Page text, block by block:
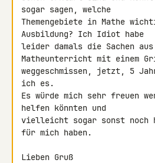
sogar sagen, welche
Themengebiete in Mathe
Ausbildung? Ich Idiot habe
leider damals die Sachen aus
Matheunterricht mit einem
weggeschmissen, jetzt, 5
ich es.
Es würde mich sehr freuen
helfen könnten und
vielleicht sogar sonst noch
für mich haben.
Lieben Gruß